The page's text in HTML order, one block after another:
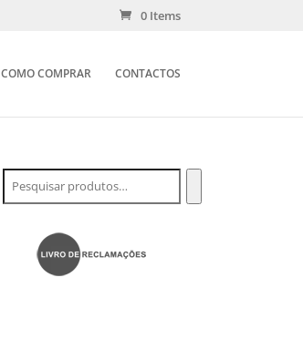
0 Items
COMO COMPRAR CONTACTOS